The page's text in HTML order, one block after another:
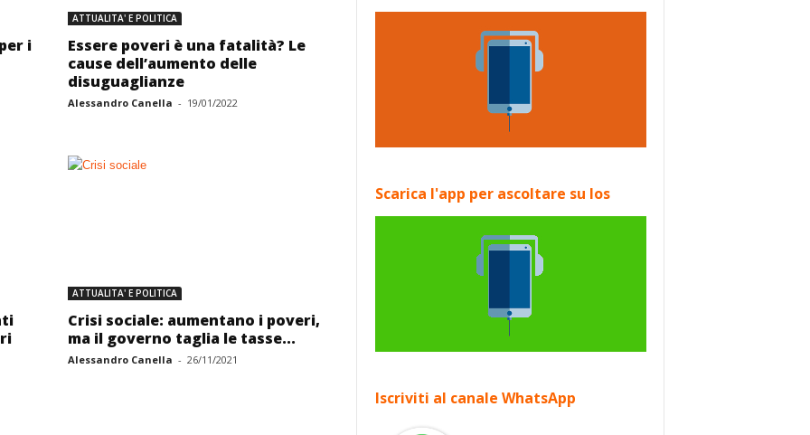
i
ATTUALITA' E POLITICA
Essere poveri è una fatalità? Le
cause dell’aumento delle
disuguaglianze
Alessandro Canella - 19/01/2022
ATTUALITA' E POLITICA
Crisi sociale: aumentano i poveri,
ma il governo taglia le tasse...
Alessandro Canella - 26/11/2021
Scarica l'app per ascoltare su Ios
Iscriviti al canale WhatsApp